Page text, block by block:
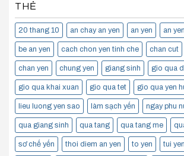
THẺ
20 thang 10 an chay an yen an yen an
be an yen cach chon yen tinh che chan cut
chan yen chung yen giang sinh gio qua
gio qua khai xuan gio qua tet gio qua yen
lieu luong yen sao làm sạch yến ngay phu
qua giang sinh qua tang qua tang me
sơ chế yến thoi diem an yen to yen tui